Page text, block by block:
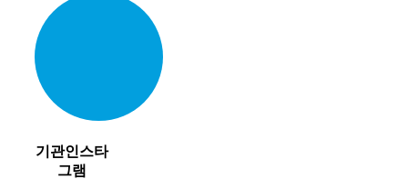
기관인스타
그램